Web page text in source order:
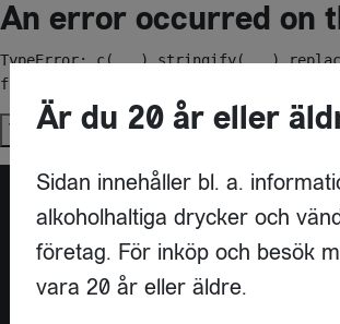
An error occurred on
TypeError:
function
Try again
Är du leverantör?
Är du 20 år eller
Sidan innehåller bl. a.
alkoholhaltiga drycker och
företag. För inköp och besök
vara 20 år eller äldre.